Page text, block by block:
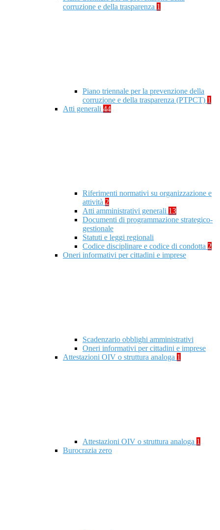
corruzione e della trasparenza 1
Piano triennale per la prevenzione della
corruzione e della trasparenza (PTPCT) 1
Atti generali 44
Riferimenti normativi su organizzazione e
attività 2
Atti amministrativi generali 13
Documenti di programmazione strategico-
gestionale
Statuti e leggi regionali
Codice disciplinare e codice di condotta 2
Oneri informativi per cittadini e imprese
Scadenzario obblighi amministrativi
Oneri informativi per cittadini e imprese
Attestazioni OIV o struttura analoga 1
Attestazioni OIV o struttura analoga 1
Burocrazia zero